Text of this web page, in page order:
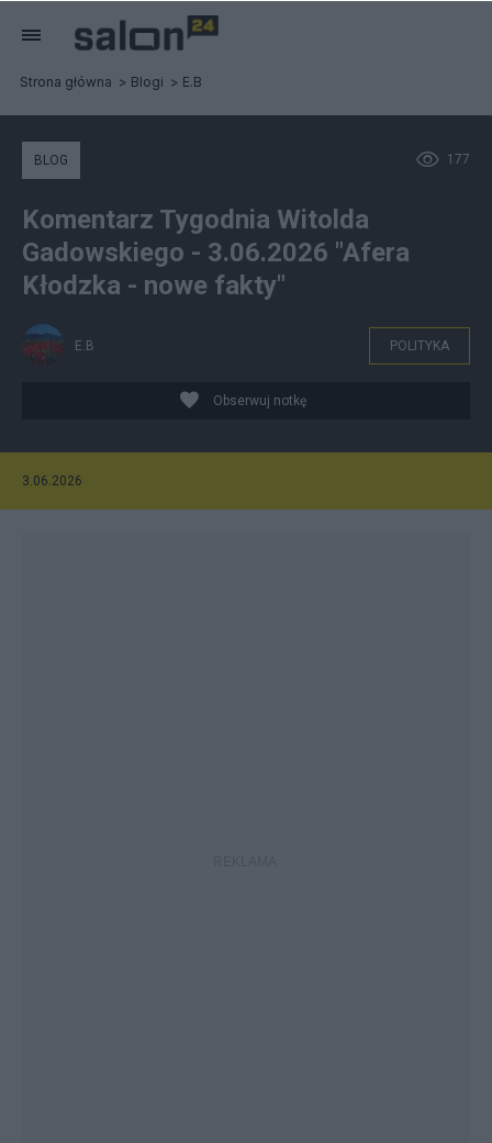
Strona główna Blogi E.B
177
BLOG
Komentarz Tygodnia Witolda
Gadowskiego - 3.06.2026 "Afera
Kłodzka - nowe fakty"
E.B POLITYKA
Obserwuj notkę
3.06.2026